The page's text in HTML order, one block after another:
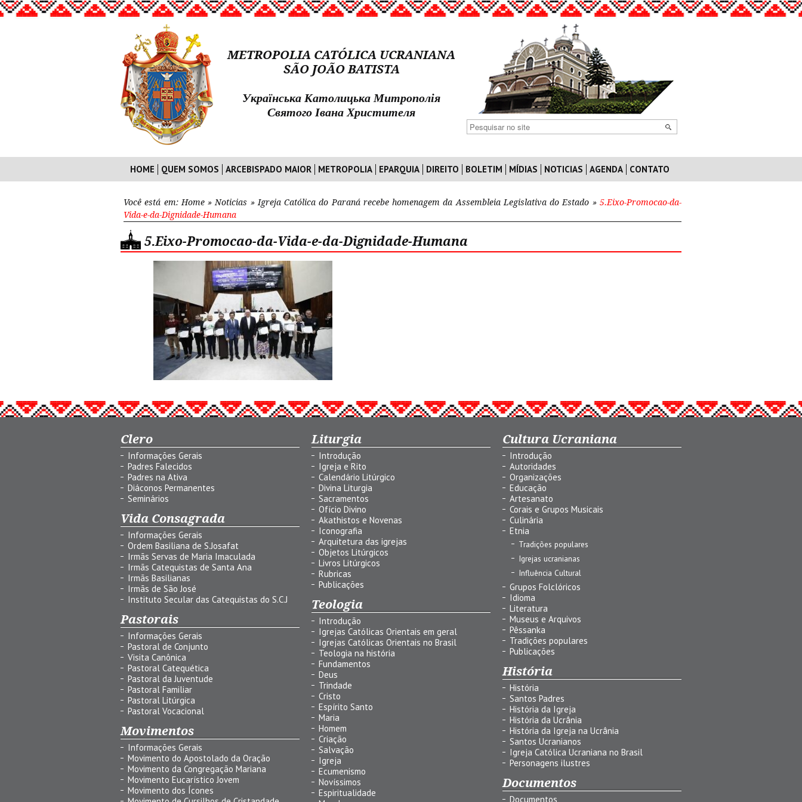
METROPOLIA CATÓLICA UCRANIANA
SÃO JOÃO BATISTA
Українська Католицька Митрополія
Святого Івана Христителя
HOME QUEM SOMOS ARCEBISPADO MAIOR METROPOLIA EPARQUIA DIREITO BOLETIM MÍDIAS NOTICIAS AGENDA CONTATO
Você está em: Home» Noticias » Igreja Católica do Paraná recebe homenagem da Assembleia Legislativa do Estado »5.Eixo-Promocao-da-
Vida-e-da-Dignidade-Humana
5.Eixo-Promocao-da-Vida-e-da-Dignidade-Humana
Clero
Informações Gerais
Padres Falecidos
Padres na Ativa
Diáconos Permanentes
Seminários
Vida Consagrada
Informações Gerais
Ordem Basiliana de S.Josafat
Irmãs Servas de Maria Imaculada
Irmãs Catequistas de Santa Ana
Irmãs Basilianas
Irmãs de São José
Instituto Secular das Catequistas do S.C.J
Pastorais
Informações Gerais
Pastoral de Conjunto
Visita Canônica
Pastoral Catequética
Pastoral da Juventude
Pastoral Familiar
Pastoral Litúrgica
Pastoral Vocacional
Movimentos
Informações Gerais
Movimento do Apostolado da Oração
Movimento da Congregação Mariana
Movimento Eucarístico Jovem
Movimento dos Ícones
Liturgia
Introdução
Igreja e Rito
Calendário Litúrgico
Divina Liturgia
Sacramentos
Ofício Divino
Akathistos e Novenas
Iconografia
Arquitetura das igrejas
Objetos Litúrgicos
Livros Litúrgicos
Rubricas
Publicações
Teologia
Introdução
Igrejas Católicas Orientais em geral
Igrejas Católicas Orientais no Brasil
Teologia na história
Fundamentos
Deus
Trindade
Cristo
Espírito Santo
Maria
Homem
Criação
Salvação
Igreja
Ecumenismo
Novíssimos
Espiritualidade
Cultura Ucraniana
Introdução
Autoridades
Organizações
Educação
Artesanato
Corais e Grupos Musicais
Culinária
Etnia
Tradições populares
Igrejas ucranianas
Influência Cultural
Grupos Folclóricos
Idioma
Literatura
Museus e Arquivos
Pêssanka
Tradições populares
Publicações
História
História
Santos Padres
História da Igreja
História da Ucrânia
História da Igreja na Ucrânia
Santos Ucranianos
Igreja Católica Ucraniana no Brasil
Personagens ilustres
Documentos
Documentos